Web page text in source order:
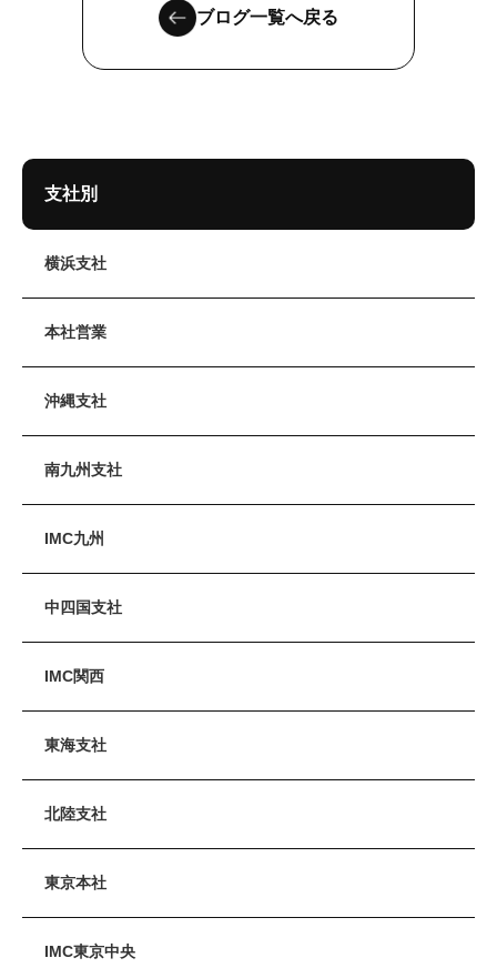
ブログ一覧へ戻る
支社別
横浜支社
本社営業
沖縄支社
南九州支社
IMC九州
中四国支社
IMC関西
東海支社
北陸支社
東京本社
IMC東京中央